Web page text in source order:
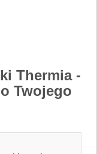
Thermia-
Twojego